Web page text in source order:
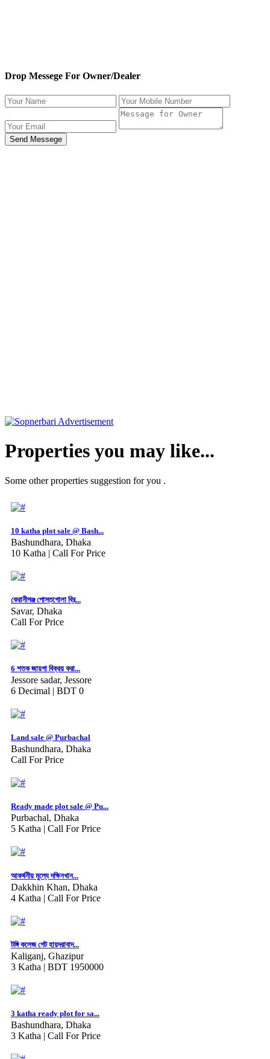
Drop Messege For Owner/Dealer
Send Messege
Properties you may like...
Some other properties suggestion for you .
10 katha plot sale @ Bash...
Bashundhara, Dhaka
10 Katha | Call For Price
কেরানীগঞ্জ পোস্তগোলা ব্রি...
Savar, Dhaka
Call For Price
6 শতক জায়গা বিক্রয় করা...
Jessore sadar, Jessore
6 Decimal | BDT 0
Land sale @ Purbachal
Bashundhara, Dhaka
Call For Price
Ready made plot sale @ Pu...
Purbachal, Dhaka
5 Katha | Call For Price
আকর্ষনীয় মুল্যে দক্ষিনখান...
Dakkhin Khan, Dhaka
4 Katha | Call For Price
টঙ্গি কলেজ গেট হায়দরাবাদ...
Kaliganj, Ghazipur
3 Katha | BDT 1950000
3 katha ready plot for sa...
Bashundhara, Dhaka
3 Katha | Call For Price